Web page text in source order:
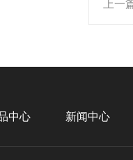
上一
中心 新闻中心